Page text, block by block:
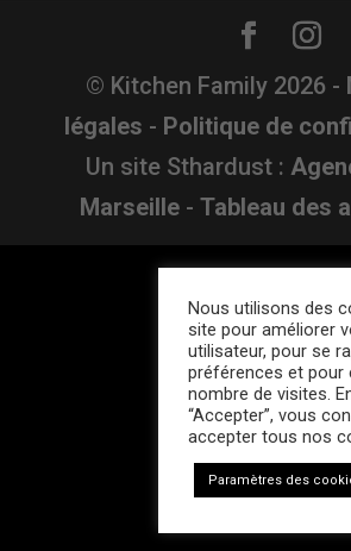
© Kitchen Family 2026-
légales - Politique de
Un site Sthardust :
Marseille -Tableau des
Nous utilisons des
site pour améliorer
utilisateur, pour se
préférences et pour
nombre de visites.
“Accepter”, vous
accepter tous nos
Paramètres des